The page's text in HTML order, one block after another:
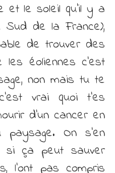
et le soleil qu’il y a
de la France),
de trouver des
les éoliennes c’est
non mais tu te
vrai quoi t’es
d’un cancer en
On s’en
si ça peut sauver
l’ont pas compris